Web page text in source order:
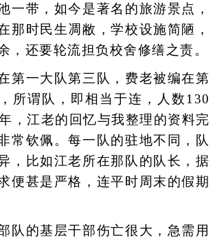
一带，如今是著名的旅游景点，
那时民生凋敝，学校设施简陋，
，还要轮流担负校舍修缮之责。
一大队第三队，费老被编在第
所谓队，即相当于连，人数130
，江老的回忆与我整理的资料完
常钦佩。每一队的驻地不同，队
，比如江老所在那队的队长，据
便甚是严格，连平时周末的假期
的基层干部伤亡很大，急需用